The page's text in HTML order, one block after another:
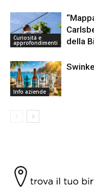
Curiosità e
approfondimenti
della
Info aziende